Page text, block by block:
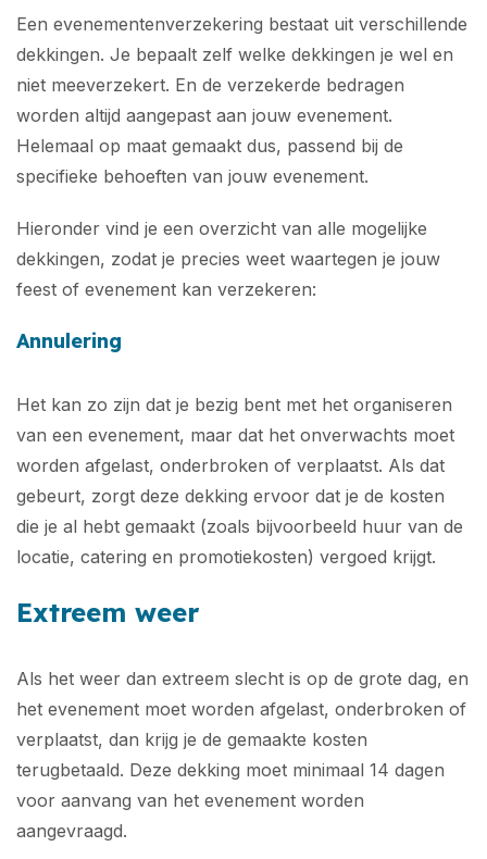
Een evenementenverzekering bestaat uit verschillende
dekkingen. Je bepaalt zelf welke dekkingen je wel en
niet meeverzekert. En de verzekerde bedragen
worden altijd aangepast aan jouw evenement.
Helemaal op maat gemaakt dus, passend bij de
specifieke behoeften van jouw evenement.
Hieronder vind je een overzicht van alle mogelijke
dekkingen, zodat je precies weet waartegen je jouw
feest of evenement kan verzekeren:
Annulering
Het kan zo zijn dat je bezig bent met het organiseren
van een evenement, maar dat het onverwachts moet
worden afgelast, onderbroken of verplaatst. Als dat
gebeurt, zorgt deze dekking ervoor dat je de kosten
die je al hebt gemaakt (zoals bijvoorbeeld huur van de
locatie, catering en promotiekosten) vergoed krijgt.
Extreem weer
Als het weer dan extreem slecht is op de grote dag, en
het evenement moet worden afgelast, onderbroken of
verplaatst, dan krijg je de gemaakte kosten
terugbetaald. Deze dekking moet minimaal 14 dagen
voor aanvang van het evenement worden
aangevraagd.